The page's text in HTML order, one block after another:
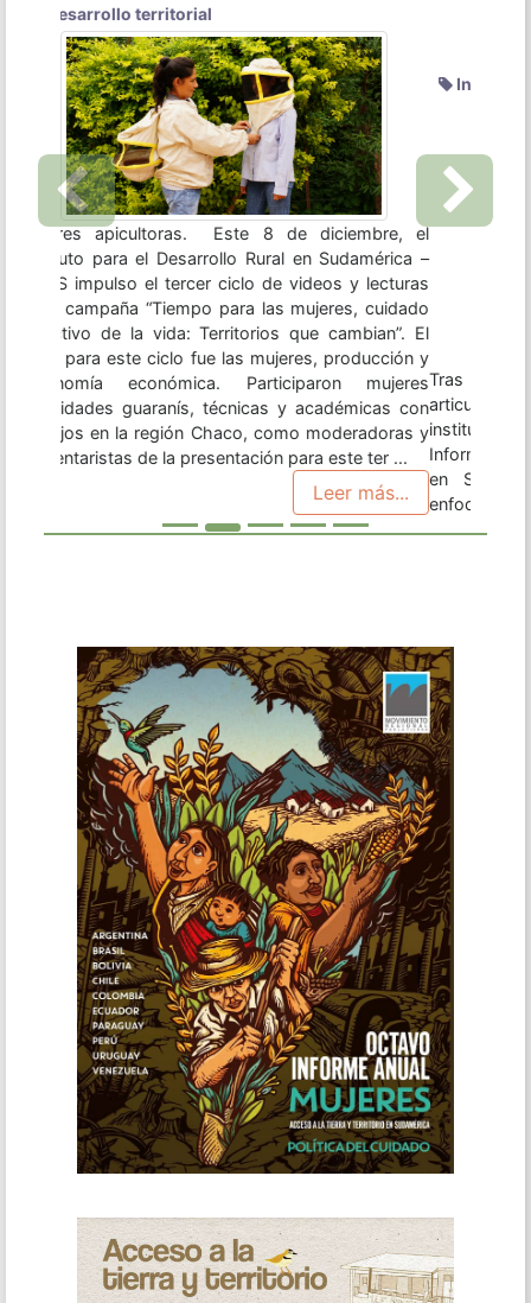
Tras un proceso de relevamiento de información y
articulación con una serie de organizaciones,
instituciones y colectivos, presentamos un nuevo
Informe Anual sobre Acceso a la tierra y territorio
en Sudamérica, en esta oportunidad con un
enfoque basado en las mujeres. Este material,
como los anteriores, consiste en un insumo y
herramienta para organizaciones, instituciones de
desarrollo, académicos militantes y activistas
interesados y articulados al ámbito agrario y
Leer más...
Previous Next